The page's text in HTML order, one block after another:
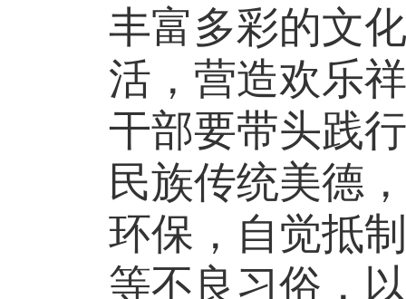
丰富多彩的文
活，营造欢乐
干部要带头践
民族传统美德
环保，自觉抵
等不良习俗，